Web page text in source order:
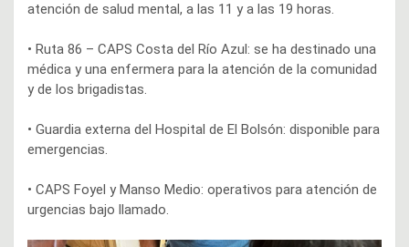
atención de salud mental, a las 11 y a las 19 horas.
• Ruta 86 – CAPS Costa del Río Azul: se ha destinado una
médica y una enfermera para la atención de la comunidad
y de los brigadistas.
• Guardia externa del Hospital de El Bolsón: disponible para
emergencias.
• CAPS Foyel y Manso Medio: operativos para atención de
urgencias bajo llamado.